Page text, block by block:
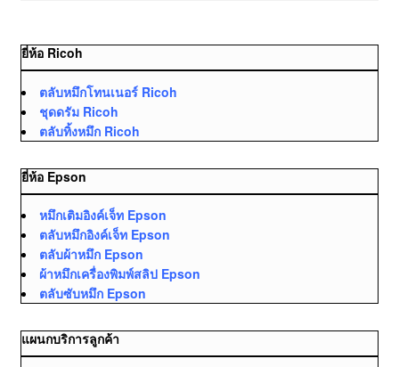
ยี่ห้อ Ricoh
ตลับหมึกโทนเนอร์ Ricoh
ชุดดรัม Ricoh
ตลับทิ้งหมึก Ricoh
ยี่ห้อ Epson
หมึกเติมอิงค์เจ็ท Epson
ตลับหมึกอิงค์เจ็ท Epson
ตลับผ้าหมึก Epson
ผ้าหมึกเครื่องพิมพ์สลิป Epson
ตลับซับหมึก Epson
แผนกบริการลูกค้า